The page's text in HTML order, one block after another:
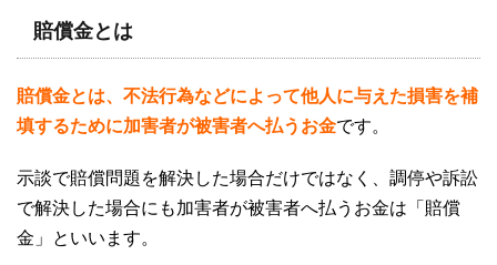
賠償金とは
賠償金とは、不法行為などによって他人に与えた損害を補
填するために加害者が被害者へ払うお金です。
示談で賠償問題を解決した場合だけではなく、調停や訴訟
で解決した場合にも加害者が被害者へ払うお金は「賠償
金」といいます。